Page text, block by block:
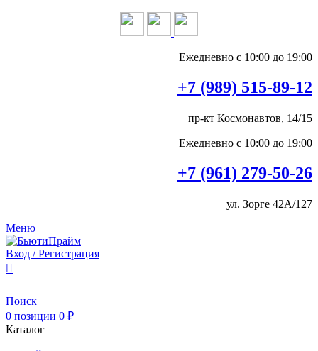
Ежедневно с 10:00 до 19:00
+7 (989) 515-89-12
пр-кт Космонавтов, 14/15
Ежедневно с 10:00 до 19:00
+7 (961) 279-50-26
ул. Зорге 42А/127
Меню
Вход / Регистрация
Поиск
0 позиции 0 ₽
Каталог